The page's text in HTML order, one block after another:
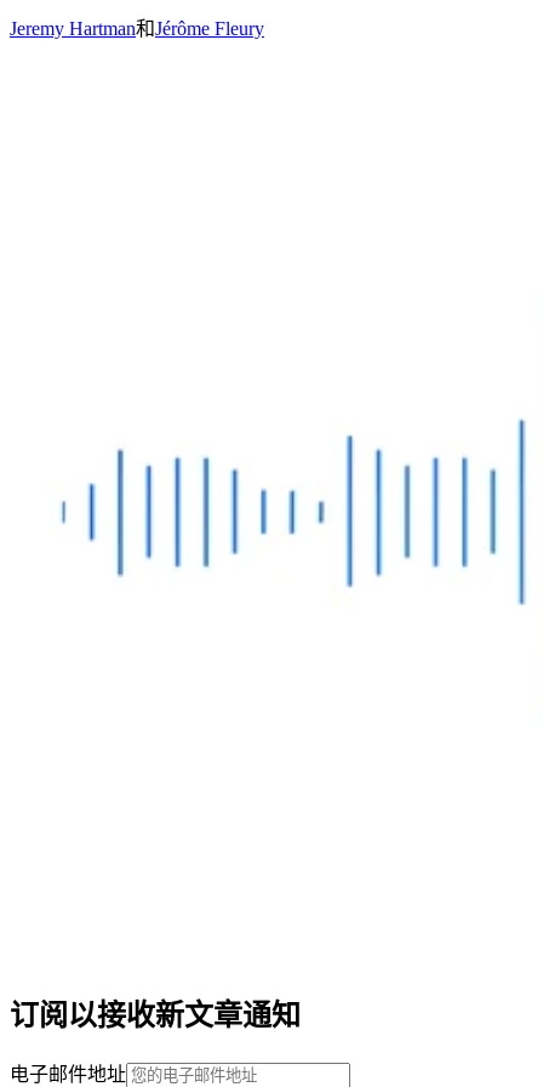
Jeremy Hartman和Jérôme Fleury
订阅以接收新文章通知
电子邮件地址